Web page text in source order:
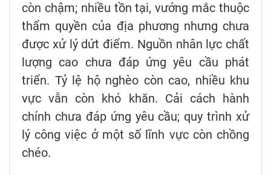
còn chậm; nhiều tồn tại, vướng mắc thuộc
thẩm quyền của địa phương nhưng chưa
được xử lý dứt điểm. Nguồn nhân lực chất
lượng cao chưa đáp ứng yêu cầu phát
triển. Tỷ lệ hộ nghèo còn cao, nhiều khu
vực vẫn còn khó khăn. Cải cách hành
chính chưa đáp ứng yêu cầu; quy trình xử
lý công việc ở một số lĩnh vực còn chồng
chéo.